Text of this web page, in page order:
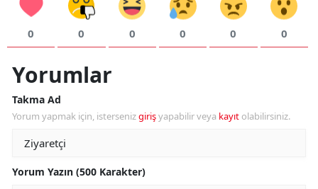
0 0 0 0 0 0
Yorumlar
Takma Ad
Yorum yapmak için, istersenizgirişyapabilir veya kayıt olabilirsiniz.
Yorum Yazın (500 Karakter)